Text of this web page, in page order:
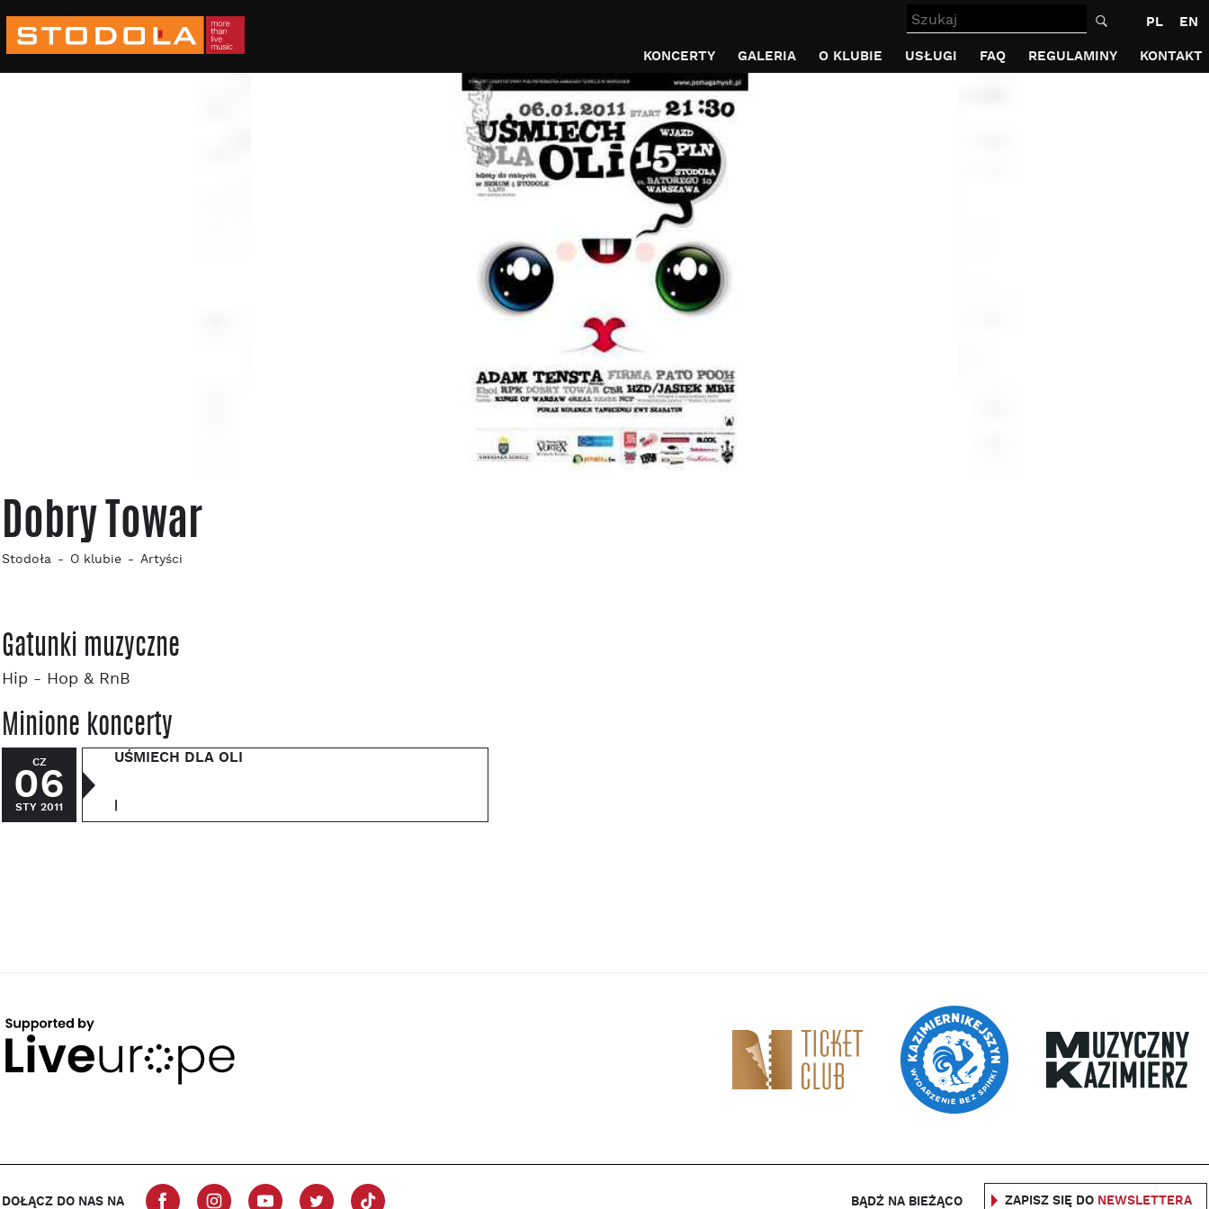
Szukaj PL
EN
KONCERTY
GALERIA O KLUBIE USŁUGI FAQ REGULAMINY KONTAKT
Dobry Towar
Stodoła O klubie Artyści
Gatunki muzyczne
Hip - Hop & RnB
Minione koncerty
CZ
06
STY 2011
UŚMIECH DLA OLI
DOŁĄCZ DO NAS NA BĄDŹ NA BIEŻĄCO ZAPISZ SIĘ DO NEWSLETTERA